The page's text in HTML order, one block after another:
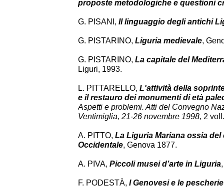
proposte metodologiche e questioni
G. PISANI, Il linguaggio degli antichi
G. PISTARINO, Liguria medievale,
G. PISTARINO, La capitale del
Liguri, 1993.
L. PITTARELLO, L'attività della
e il restauro dei monumenti di età
Aspetti e problemi. Atti del Convegno
Ventimiglia, 21-26 novembre 1998, 2
A. PITTO, La Liguria Mariana ossia
Occidentale, Genova 1877.
A. PIVA, Piccoli musei d’arte in Liguria
F. PODESTÀ, I Genovesi e le